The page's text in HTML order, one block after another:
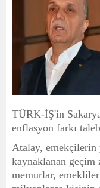
TÜRK-İŞ'in
enflasyon farkı
Atalay, emekçilerin
kaynaklanan geçim
memurlar,